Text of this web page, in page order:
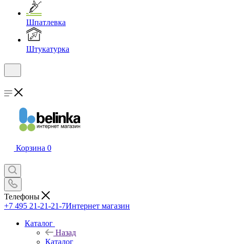
Шпатлевка
Штукатурка
Корзина 0
Телефоны
+7 495 21-21-21-7Интернет магазин
Каталог
Назад
Каталог